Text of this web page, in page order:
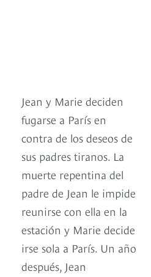
Jean y Marie deciden
fugarse a París en
contra de los deseos de
sus padres tiranos. La
muerte repentina del
padre de Jean le impide
reunirse con ella en la
estación y Marie decide
irse sola a París. Un año
después, Jean